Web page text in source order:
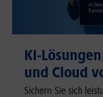
KI-
und Cloud
Sichern Sie sich